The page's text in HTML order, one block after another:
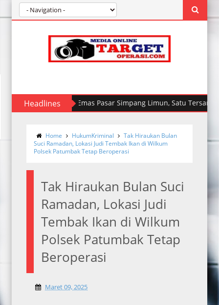
HeadlinesToko Emas Pasar Simpang Limun, Satu Tersangka
Home HukumKriminal
Tak Hiraukan Bulan
Suci Ramadan, Lokasi Judi Tembak Ikan di Wilkum
Polsek Patumbak Tetap Beroperasi
Tak Hiraukan Bulan Suci
Ramadan, Lokasi Judi
Tembak Ikan di Wilkum
Polsek Patumbak Tetap
Beroperasi
Maret 09, 2025